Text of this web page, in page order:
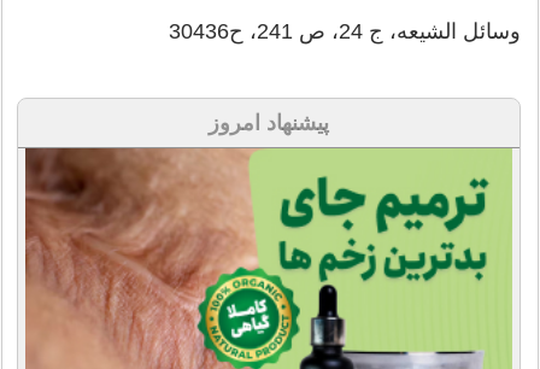
وسائل الشيعه، ج 24، ص 241، ح30436
پیشنهاد امروز